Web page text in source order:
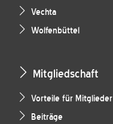
Vechta
Wolfenbüttel
Mitgliedschaft
Vorteile für Mitglieder
Beiträge